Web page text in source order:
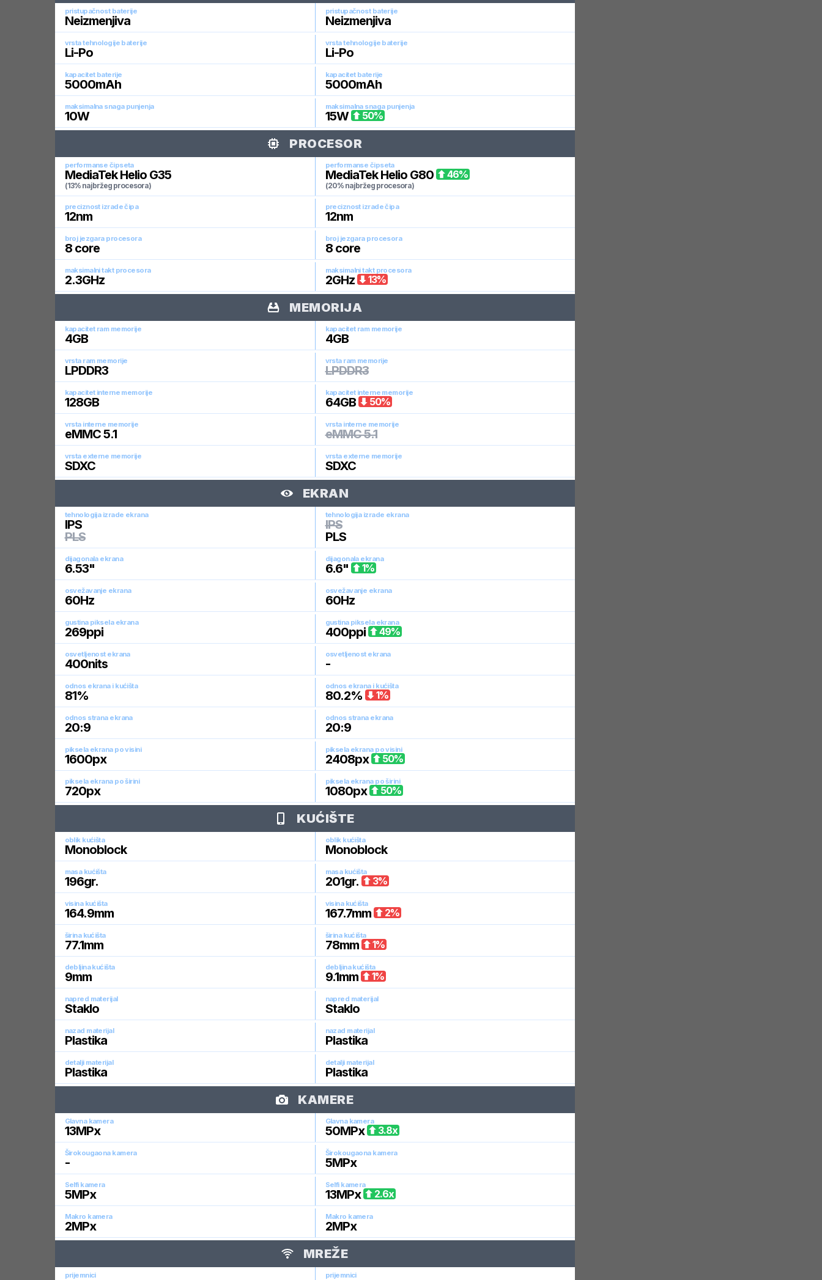
pristupačnost baterije
Neizmenjiva
pristupačnost baterije
Neizmenjiva
vrsta tehnologije baterije
Li-Po
vrsta tehnologije baterije
Li-Po
kapacitet baterije
5000mAh
kapacitet baterije
5000mAh
maksimalna snaga punjenja
10W
maksimalna snaga punjenja
15W 50%
PROCESOR
performanse čipseta
MediaTek Helio G35
(13% najbržeg procesora)
performanse čipseta
MediaTek Helio G80
(20% najbržeg procesora)
46%
preciznost izrade čipa
12nm
preciznost izrade čipa
12nm
broj jezgara procesora
8core
broj jezgara procesora
8core
maksimalni takt procesora
2.3GHz
maksimalni takt procesora
2GHz 13%
MEMORIJA
kapacitet ram memorije
4GB
kapacitet ram memorije
4GB
vrsta ram memorije
LPDDR3
vrsta ram memorije
LPDDR3
kapacitet interne memorije
128GB
kapacitet interne memorije
64GB 50%
vrsta interne memorije
eMMC 5.1
vrsta interne memorije
eMMC 5.1
vrsta externe memorije
SDXC
vrsta externe memorije
SDXC
EKRAN
tehnologija izrade ekrana
IPS
PLS
tehnologija izrade ekrana
IPS
PLS
dijagonala ekrana
6.53"
dijagonala ekrana
6.6" 1%
osvežavanje ekrana
60Hz
osvežavanje ekrana
60Hz
gustina piksela ekrana
269ppi
gustina piksela ekrana
400ppi 49%
osvetljenost ekrana
400nits
osvetljenost ekrana
-
odnos ekrana i kućišta
81%
odnos ekrana i kućišta
80.2% 1%
odnos strana ekrana
20:9
odnos strana ekrana
20:9
piksela ekrana po visini
1600px
piksela ekrana po visini
2408px 50%
piksela ekrana po širini
720px
piksela ekrana po širini
1080px 50%
KUĆIŠTE
oblik kućišta
Monoblock
oblik kućišta
Monoblock
masa kućišta
196gr.
masa kućišta
201gr. 3%
visina kućišta
164.9mm
visina kućišta
167.7mm 2%
širina kućišta
77.1mm
širina kućišta
78mm 1%
debljina kućišta
9mm
debljina kućišta
9.1mm 1%
napred materijal
Staklo
napred materijal
Staklo
nazad materijal
Plastika
nazad materijal
Plastika
detalji materijal
Plastika
detalji materijal
Plastika
KAMERE
Glavna kamera
13MPx
Glavna kamera
50MPx 3.8x
Širokougaona kamera
-
Širokougaona kamera
5MPx
Selfi kamera
5MPx
Selfi kamera
13MPx 2.6x
Makro kamera
2MPx
Makro kamera
2MPx
MREŽE
prijemnici prijemnici